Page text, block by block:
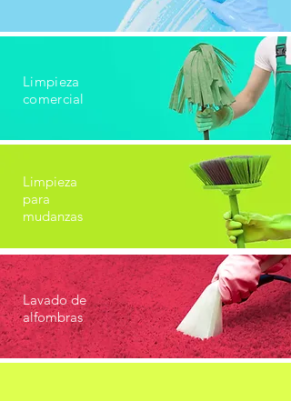
Limpieza
comercial
Limpieza
para
mudanzas
Lavado de
alfombras